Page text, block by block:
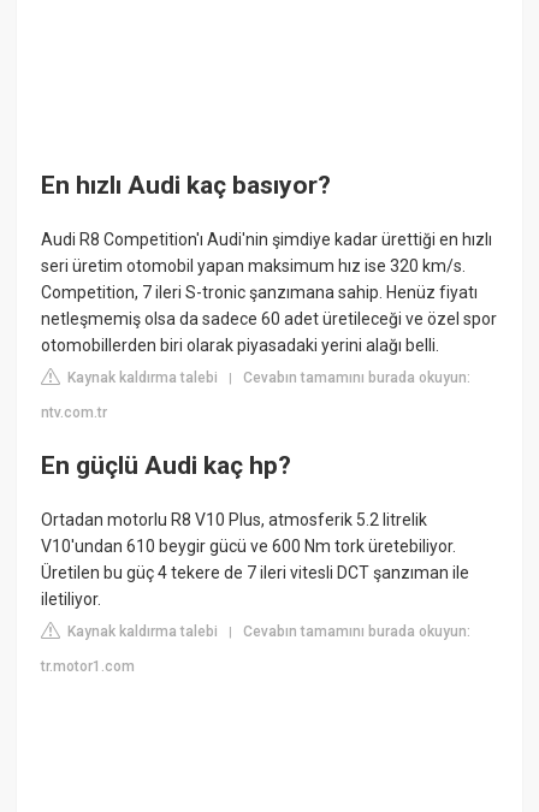
En hızlı Audi kaç basıyor?
Audi R8 Competition'ı Audi'nin şimdiye kadar ürettiği en hızlı
seri üretim otomobil yapan maksimum hız ise 320 km/s.
Competition, 7 ileri S-tronic şanzımana sahip. Henüz fiyatı
netleşmemiş olsa da sadece 60 adet üretileceği ve özel spor
otomobillerden biri olarak piyasadaki yerini alağı belli.
Kaynak kaldırma talebi |Cevabın tamamını burada okuyun:
ntv.com.tr
En güçlü Audi kaç hp?
Ortadan motorlu R8 V10 Plus, atmosferik 5.2 litrelik
V10'undan 610 beygir gücü ve 600 Nm tork üretebiliyor.
Üretilen bu güç 4 tekere de 7 ileri vitesli DCT şanzıman ile
iletiliyor.
Kaynak kaldırma talebi |Cevabın tamamını burada okuyun:
tr.motor1.com